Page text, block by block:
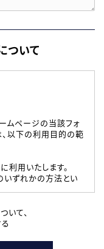
ついて
ムページの当該フォ
以下の利用目的の範
用いたします。
いずれかの方法とい
参考情報として利
いて、